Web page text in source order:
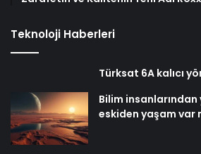
Teknoloji Haberleri
Türksat 6A kalıcı
Bilim
eskiden yaşam var